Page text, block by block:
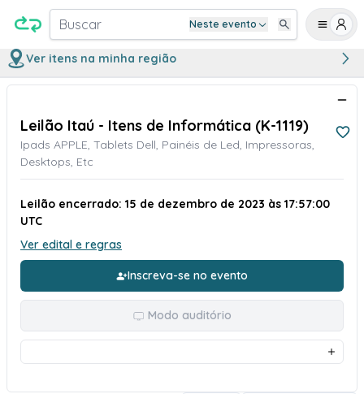
Buscar Neste evento
Ver itens na minha região
Leilão Itaú - Itens de Informática (K-1119)
Ipads APPLE, Tablets Dell, Painéis de Led, Impressoras,
Desktops, Etc
Leilão encerrado: 15 de dezembro de 2023 às 17:57:00
UTC
Ver edital e regras
Inscreva-se no evento
Modo auditório